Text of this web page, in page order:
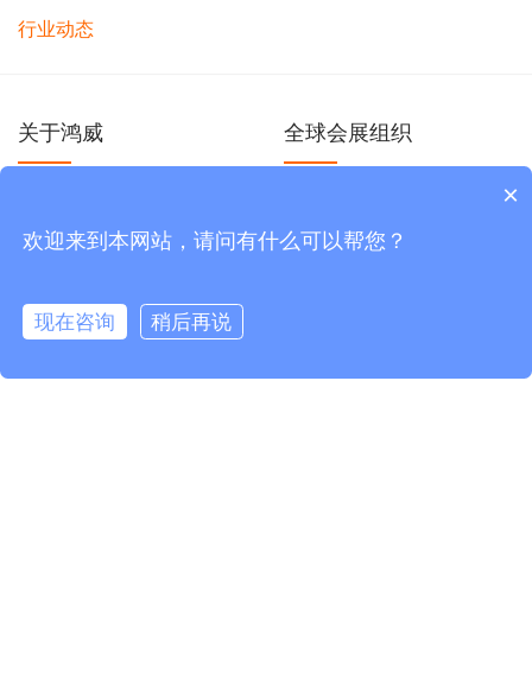
行业动态
关于鸿威
组织架构
鸿威荣誉
WTM简介
全球会展组织
×
欢迎来到本网站，请问有什么可以帮您？
现在咨询 稍后再说